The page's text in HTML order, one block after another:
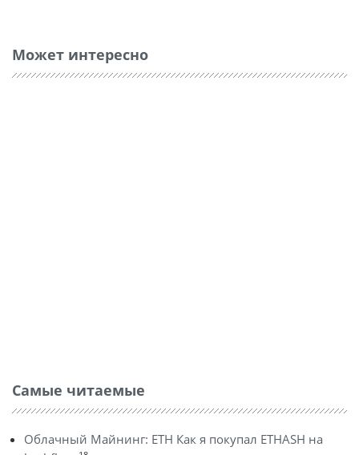
Может интересно
Самые читаемые
Облачный Майнинг: ETH Как я покупал ETHASH на